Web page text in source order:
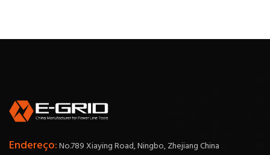
Endereço:No.789 Xiaying Road, Ningbo, Zhejiang China